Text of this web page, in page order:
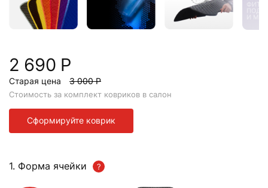
2 690 Р
Старая цена 3 000 Р
Стоимость за комплект ковриков в салон
Сформируйте коврик
1. Форма ячейки